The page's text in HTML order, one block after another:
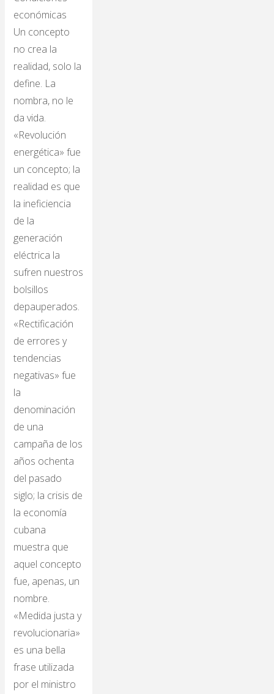
económicas
Un concepto
no crea la
realidad, solo la
define. La
nombra, no le
da vida.
«Revolución
energética» fue
un concepto; la
realidad es que
la ineficiencia
de la
generación
eléctrica la
sufren nuestros
bolsillos
depauperados.
«Rectificación
de errores y
tendencias
negativas» fue
la
denominación
de una
campaña de los
años ochenta
del pasado
siglo; la crisis de
la economía
cubana
muestra que
aquel concepto
fue, apenas, un
nombre.
«Medida justa y
revolucionaria»
es una bella
frase utilizada
por el ministro